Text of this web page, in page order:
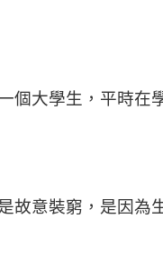
個大學生，平時在
故意裝窮，是因為